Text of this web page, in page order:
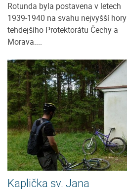
Rotunda byla postavena v letech
1939-1940 na svahu nejvyšší hory
tehdejšího Protektorátu Čechy a
Morava....
Kaplička sv. Jana